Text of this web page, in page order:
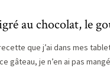
au chocolat, le
que j’ai dans mes
gâteau, je n’en ai pas